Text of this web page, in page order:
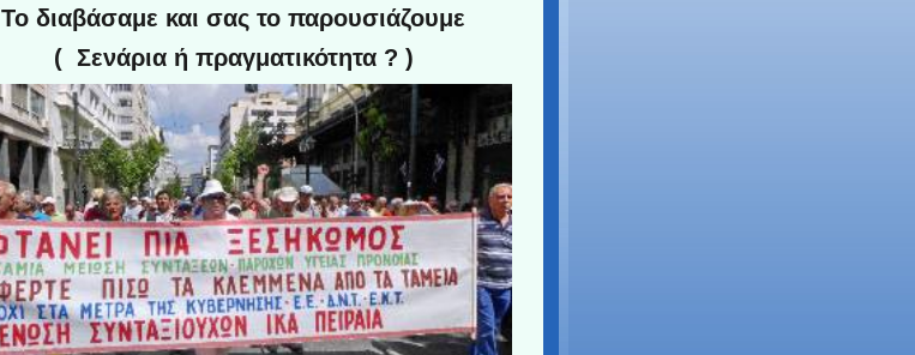
Το διαβάσαμε και σας το παρουσιάζουμε
( Σενάρια ή πραγματικότητα ? )